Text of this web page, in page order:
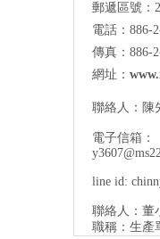
郵遞區號：
電話：886-
傳真：886-
網址：
聯絡人：陳
電子信箱：
line id:
聯絡人：董
職稱：生產